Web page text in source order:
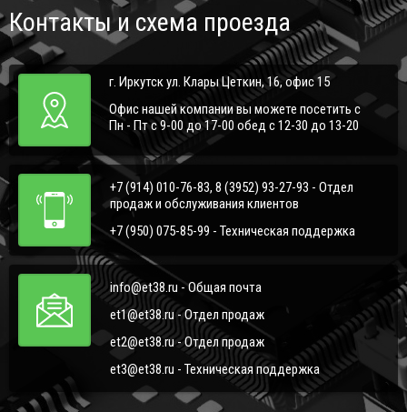
Контакты и схема проезда
г. Иркутск ул. Клары Цеткин, 16, офис 15
Офис нашей компании вы можете посетить с
Пн - Пт с 9-00 до 17-00 обед с 12-30 до 13-20
+7 (914) 010-76-83, 8 (3952) 93-27-93 - Отдел
продаж и обслуживания клиентов
+7 (950) 075-85-99 - Техническая поддержка
info@et38.ru - Общая почта
et1@et38.ru - Отдел продаж
et2@et38.ru - Отдел продаж
et3@et38.ru - Техническая поддержка